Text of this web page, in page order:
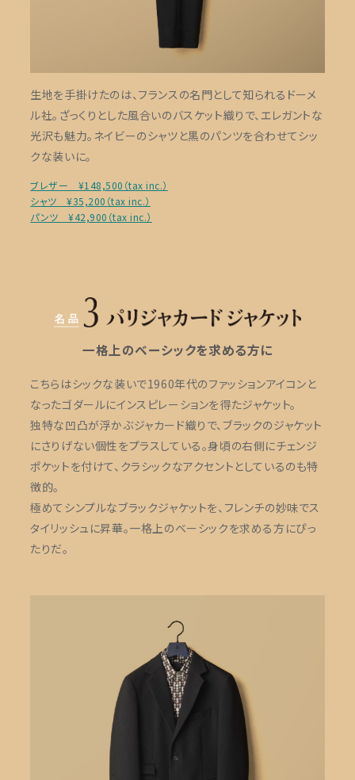
生地を手掛けたのは、フランスの名門として知られるドーメ
ル社。ざっくりとした風合いのバスケット織りで、エレガントな
光沢も魅力。ネイビーのシャツと黒のパンツを合わせてシッ
クな装いに。
ブレザー ¥148,500（tax inc.）
シャツ ¥35,200（tax inc.）
パンツ ¥42,900（tax inc.）
一格上のベーシックを求める方に
こちらはシックな装いで1960年代のファッションアイコンと
なったゴダールにインスピレーションを得たジャケット。
独特な凹凸が浮かぶジャカード織りで、ブラックのジャケット
にさりげない個性をプラスしている。身頃の右側にチェンジ
ポケットを付けて、クラシックなアクセントとしているのも特
徴的。
極めてシンプルなブラックジャケットを、フレンチの妙味でス
タイリッシュに昇華。一格上のベーシックを求める方にぴっ
たりだ。